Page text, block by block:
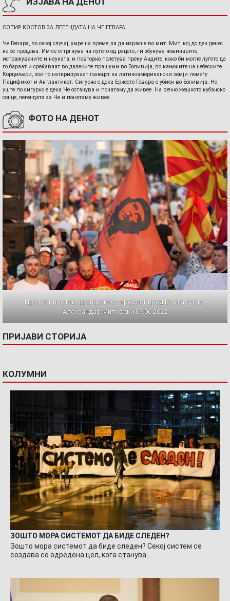
СОТИР КОСТОВ ЗА ЛЕГЕНДАТА НА ЧЕ ГЕВАРА
Че Гевара, во секој случај, умре на време, за да израсне во мит. Мит, кој до ден денес
не се предава. Им се оттргнува на луѓето од рацете, ги збунува новинарите,
истражувачите и науката, и повторно полетува преку Андите, како би могле луѓето да
го бараат и среќаваат во далеките прашуми во Боливија, во кањоните на небеските
Кордиљери, кои го наткрилуваат ланецот на латиноамерикански земји помеѓу
Пацификот и Антлантикот. Сигурно е дека Ернесто Гевара е убиен во Боливија. Но
уште по сигурно е дека Че останува и понатаму да живее. На вечно жешкото кубанско
сонце, легендата за Че и понатаму живее.
ФОТО НА ДЕНОТ
Протест против францускиот предлог пред Влада. Фото:
Александар Митовски,03.06.2022
ПРИЈАВИ СТОРИЈА
КОЛУМНИ
ЗОШТО МОРА СИСТЕМОТ ДА БИДЕ СЛЕДЕН?
Зошто мора системот да биде следен? Секој систем се
создава со одредена цел, кога станува…